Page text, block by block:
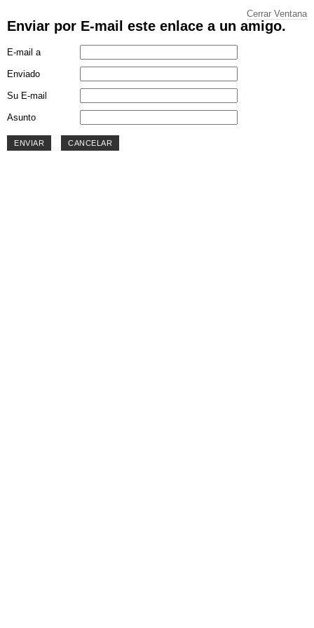
Enviar por E-mail este enlace a un amigo.
Cerrar Ventana
E-mail a
Enviado
Su E-mail
Asunto
ENVIAR CANCELAR